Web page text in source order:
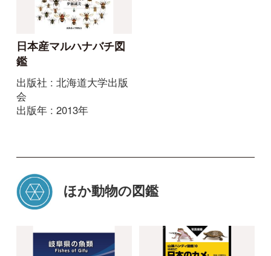
法人・研究機関で
ご利用の方へ
質問・報告掲示板
シーについて
特定商取引法に基づく表示｜運営会社｜インプレスグル